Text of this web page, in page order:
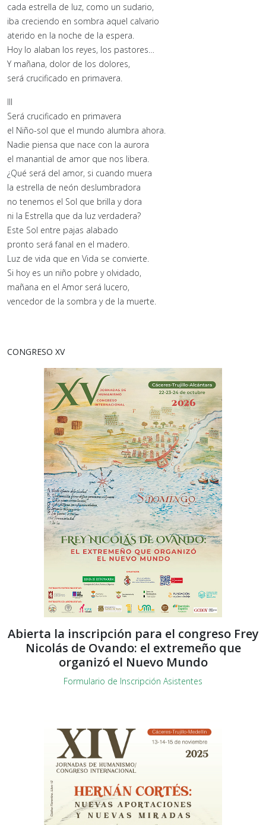
cada estrella de luz, como un sudario,
iba creciendo en sombra aquel calvario
aterido en la noche de la espera.
Hoy lo alaban los reyes, los pastores…
Y mañana, dolor de los dolores,
será crucificado en primavera.
III
Será crucificado en primavera
el Niño-sol que el mundo alumbra ahora.
Nadie piensa que nace con la aurora
el manantial de amor que nos libera.
¿Qué será del amor, si cuando muera
la estrella de neón deslumbradora
no tenemos el Sol que brilla y dora
ni la Estrella que da luz verdadera?
Este Sol entre pajas alabado
pronto será fanal en el madero.
Luz de vida que en Vida se convierte.
Si hoy es un niño pobre y olvidado,
mañana en el Amor será lucero,
vencedor de la sombra y de la muerte.
CONGRESO XV
Abierta la inscripción para el congreso Frey
Nicolás de Ovando: el extremeño que
organizó el Nuevo Mundo
Formulario de Inscripción Asistentes